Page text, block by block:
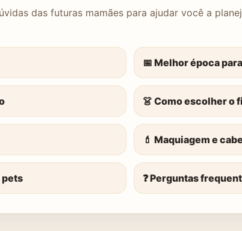
das futuras mamães para ajudar você a
📅 Melhor época
👗 Como escolher o
💄 Maquiagem e
pets ❓ Perguntas